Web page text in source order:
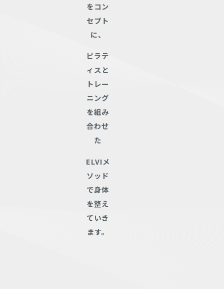
をコン
セプト
に、
ピラテ
ィスと
トレー
ニング
を組み
合わせ
た
ELVIメ
ソッド
で身体
を整え
ていき
ます。